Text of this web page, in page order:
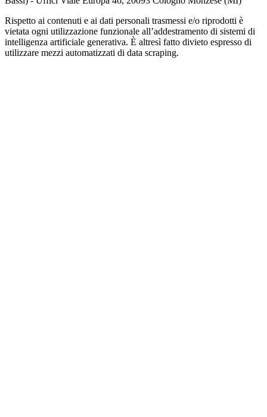
Rispetto ai contenuti e ai dati personali trasmessi e/o riprodotti è
vietata ogni utilizzazione funzionale all’addestramento di sistemi di
intelligenza artificiale generativa. È altresì fatto divieto espresso di
utilizzare mezzi automatizzati di data scraping.